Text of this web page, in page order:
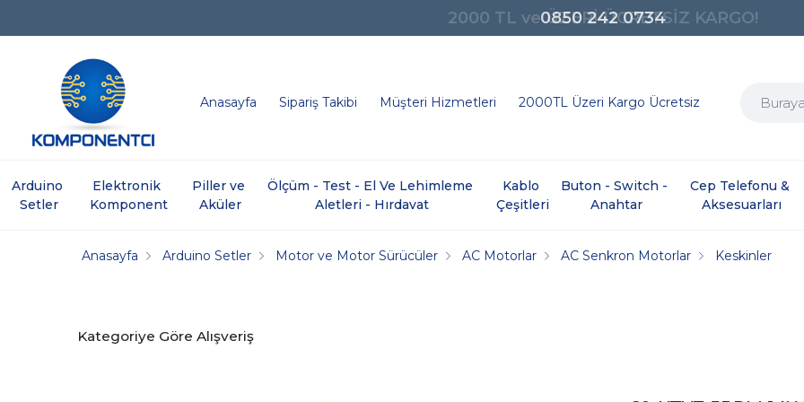
0850 242 0734
Anasayfa Sipariş Takibi Müşteri Hizmetleri 2000TL Üzeri Kargo Ücretsiz
Arduino
Setler
Elektronik
Komponent
Piller ve
Aküler
Ölçüm - Test - El Ve Lehimleme
Aletleri - Hırdavat
Kablo
Çeşitleri
Buton - Switch -
Anahtar
Cep Telefonu &
Aksesuarları
Anasayfa Arduino Setler Motor ve Motor Sürücüler AC Motorlar AC Senkron Motorlar Keskinler
Kategoriye Göre Alışveriş